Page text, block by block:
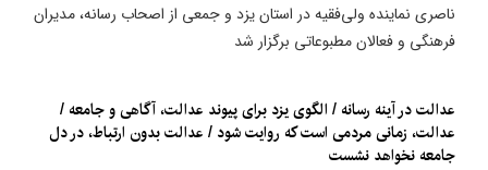
ناصری نماینده ولی‌فقیه در استان یزد و جمعی از اصحاب رسانه، مدیران
فرهنگی و فعالان مطبوعاتی برگزار شد
عدالت در آینه رسانه / الگوی یزد برای پیوند عدالت، آگاهی و جامعه /
عدالت، زمانی مردمی است که روایت شود / عدالت بدون ارتباط، در دل
جامعه نخواهد نشست